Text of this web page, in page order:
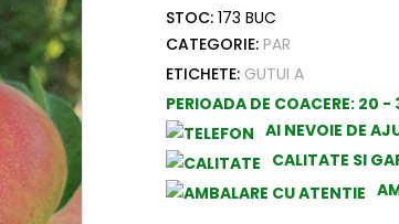
STOC: 173 BUC
CATEGORIE: PAR
ETICHETE: GUTUI A
PERIOADA DE COACERE: 20 -
AI NEVOIE DE
CALITATE SI